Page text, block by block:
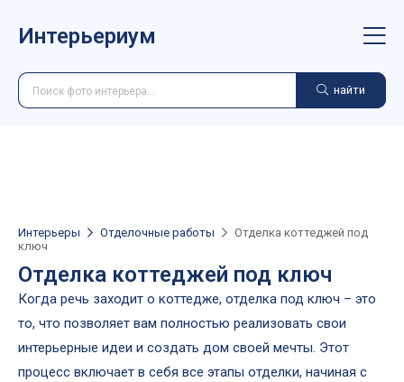
Интерьериум
найти
Интерьеры Отделочные работы
Отделка коттеджей под
ключ
Отделка коттеджей под ключ
Когда речь заходит о коттедже, отделка под ключ – это
то, что позволяет вам полностью реализовать свои
интерьерные идеи и создать дом своей мечты. Этот
процесс включает в себя все этапы отделки, начиная с